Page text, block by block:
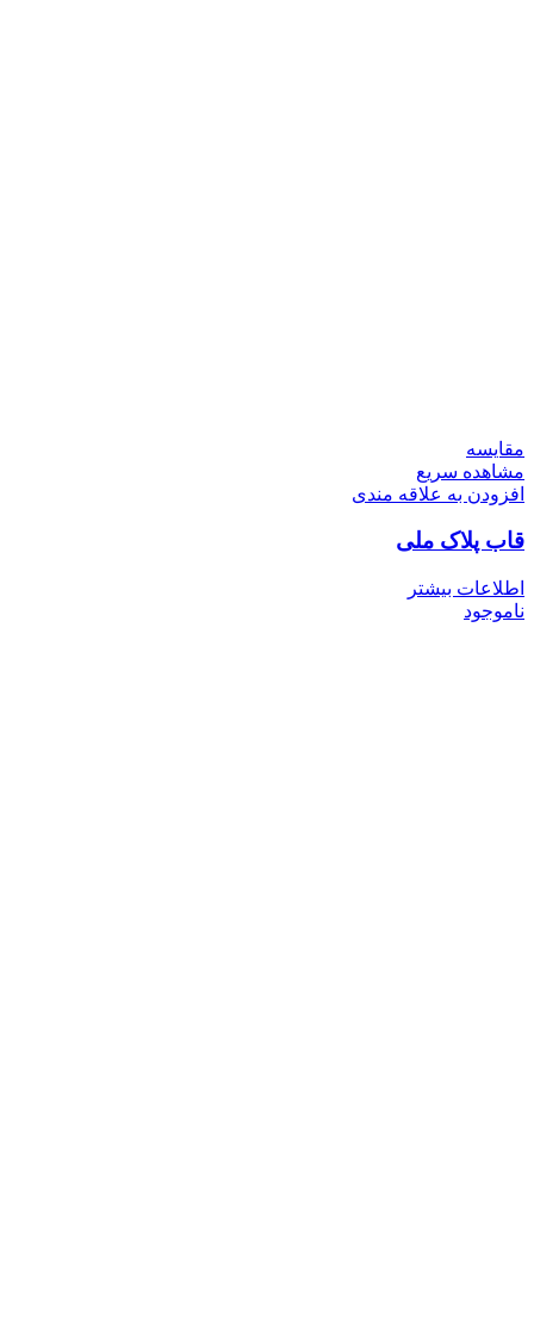
مقایسه
مشاهده سریع
افزودن به علاقه مندی
قاب پلاک ملی
اطلاعات بیشتر
ناموجود